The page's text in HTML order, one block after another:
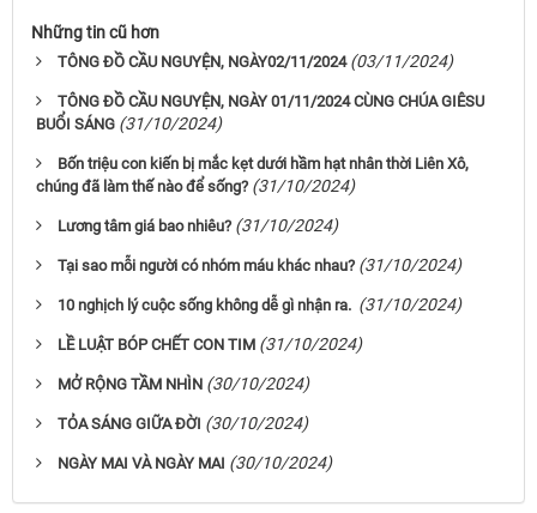
Những tin cũ hơn
TÔNG ĐỒ CẦU NGUYỆN, NGÀY02/11/2024 (03/11/2024)
TÔNG ĐỒ CẦU NGUYỆN, NGÀY 01/11/2024 CÙNG CHÚA GIÊSU
BUỔI SÁNG (31/10/2024)
Bốn triệu con kiến bị mắc kẹt dưới hầm hạt nhân thời Liên Xô,
chúng đã làm thế nào để sống? (31/10/2024)
Lương tâm giá bao nhiêu? (31/10/2024)
Tại sao mỗi người có nhóm máu khác nhau? (31/10/2024)
10 nghịch lý cuộc sống không dễ gì nhận ra. (31/10/2024)
LỀ LUẬT BÓP CHẾT CON TIM (31/10/2024)
MỞ RỘNG TẦM NHÌN (30/10/2024)
TỎA SÁNG GIỮA ĐỜI (30/10/2024)
NGÀY MAI VÀ NGÀY MAI (30/10/2024)